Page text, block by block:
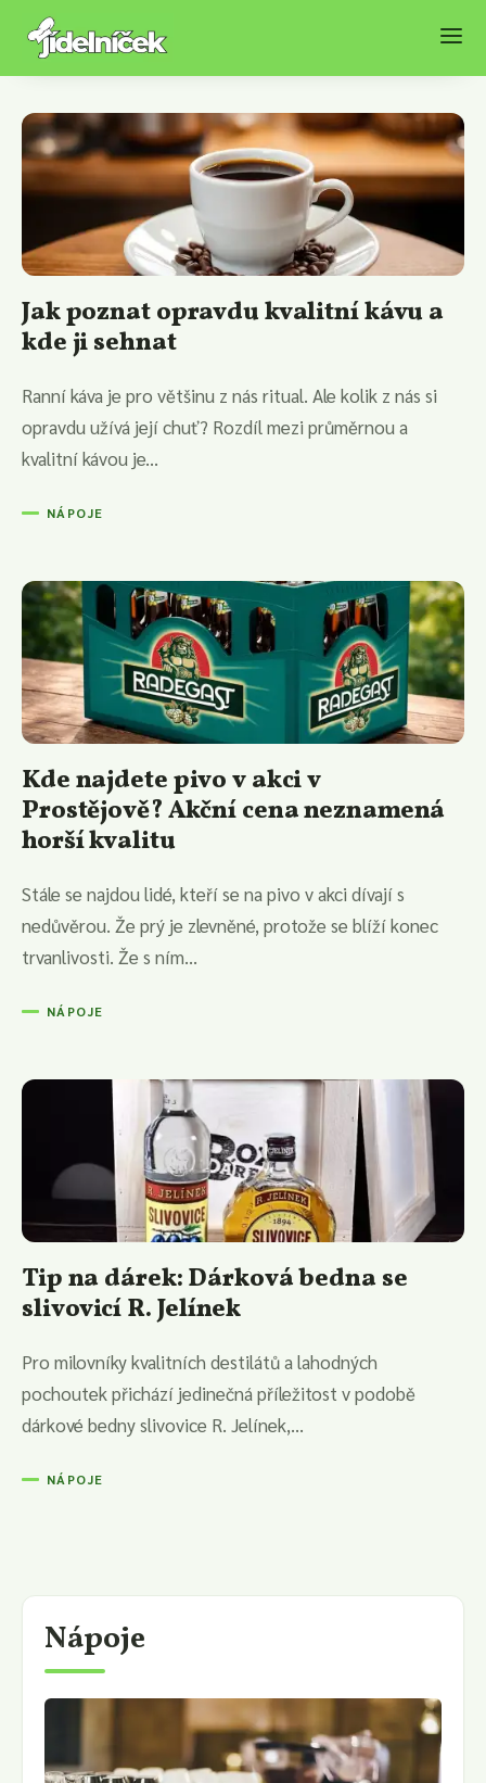
Jak poznat opravdu kvalitní kávu a
kde ji sehnat
Ranní káva je pro většinu z nás ritual. Ale kolik z nás si
opravdu užívá její chuť? Rozdíl mezi průměrnou a
kvalitní kávou je...
NÁPOJE
Kde najdete pivo v akci v
Prostějově? Akční cena neznamená
horší kvalitu
Stále se najdou lidé, kteří se na pivo v akci dívají s
nedůvěrou. Že prý je zlevněné, protože se blíží konec
trvanlivosti. Že s ním...
NÁPOJE
Tip na dárek: Dárková bedna se
slivovicí R. Jelínek
Pro milovníky kvalitních destilátů a lahodných
pochoutek přichází jedinečná příležitost v podobě
dárkové bedny slivovice R. Jelínek,...
NÁPOJE
Nápoje